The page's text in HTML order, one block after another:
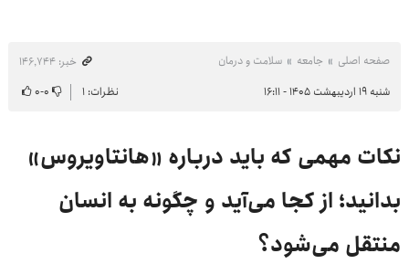
صفحه اصلی جامعه سلامت و درمان
خبر: ۱۴۶٬۷۴۴
شنبه ۱۹ اردیبهشت ۱۴۰۵ - ۱۶:۱۱
نظرات: ۱ ۰-۰
نکات مهمی که باید درباره «هانتاویروس»
بدانید؛ از کجا می‌آید و چگونه به انسان
منتقل می‌شود؟